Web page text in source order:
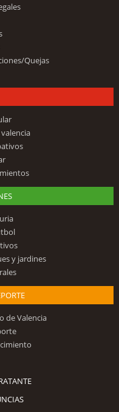
Quejas
y jardines
de Valencia